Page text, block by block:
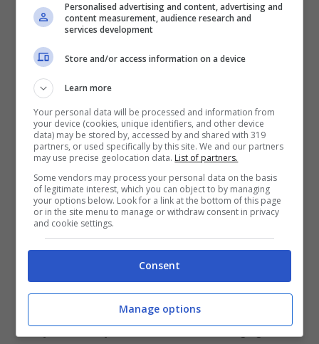
Leggi anche —->Silvio Berlusconi, chi è la
nuova fidanzata: età, lavoro, carriera, vita
privata, foto
Brandi:“Sono uscita dalla
Casa e lui frequentava
un’altra”
In un lungo post pubblicato sul suo account
Instagram, Matilde Brandi, ha spiegato ai suoi
fans questa dolorosa fase della sua vita. E
come sarebbero andate le cose tra lei e suo
marito:“Io ero entrata nella Casa con un
compagno. E sono uscita che già
frequentava qualcun’altra.Io mi vergognerei
Personalised advertising and content, advertising and
content measurement, audience research and
services development
Store and/or access information on a device
Learn more
Your personal data will be processed and information from
your device (cookies, unique identifiers, and other device
data) may be stored by, accessed by and shared with 319
partners, or used specifically by this site. We and our partners
may use precise geolocation data. List of partners.
Some vendors may process your personal data on the basis
of legitimate interest, which you can object to by managing
your options below. Look for a link at the bottom of this page
or in the site menu to manage or withdraw consent in privacy
and cookie settings.
Consent
Manage options